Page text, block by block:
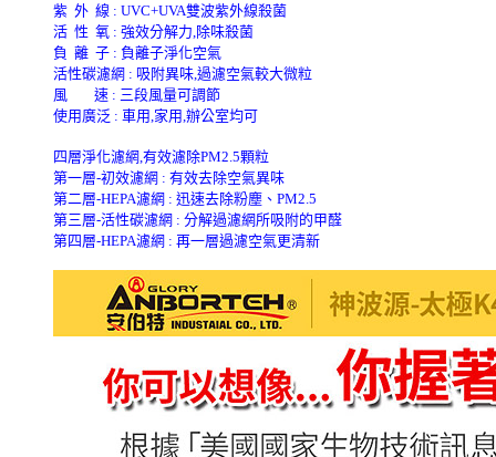
紫 外 線 : UVC+UVA雙波紫外線殺菌
活 性 氧 : 強效分解力,除味殺菌
負 離 子 : 負離子淨化空氣
活性碳濾網 : 吸附異味,過濾空氣較大微粒
風 速 : 三段風量可調節
使用廣泛 : 車用,家用,辦公室均可
四層淨化濾網,有效濾除PM2.5顆粒
第一層-初效濾網 : 有效去除空氣異味
第二層-HEPA濾網 : 迅速去除粉塵、PM2.5
第三層-活性碳濾網 : 分解過濾網所吸附的甲醛
第四層-HEPA濾網 : 再一層過濾空氣更清新